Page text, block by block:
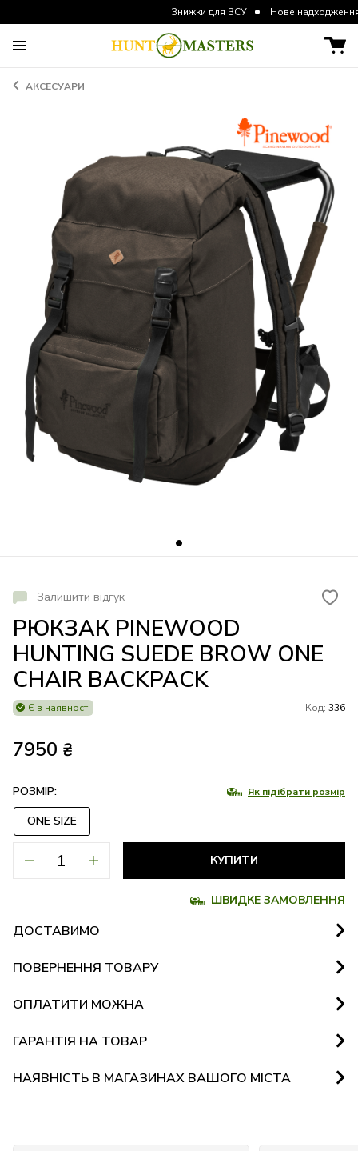
Знижки для ЗСУ Нове надходження курток та
АКСЕСУАРИ
Залишити відгук
РЮКЗАК PINEWOOD
HUNTING SUEDE BROW ONE
CHAIR BACKPACK
Є в наявності Код: 336
7950 ₴
РОЗМІР: Як підібрати розмір
ONE SIZE
КУПИТИ
ШВИДКЕ ЗАМОВЛЕННЯ
ДОСТАВИМО
ПОВЕРНЕННЯ ТОВАРУ
ОПЛАТИТИ МОЖНА
ГАРАНТІЯ НА ТОВАР
НАЯВНІСТЬ В МАГАЗИНАХ ВАШОГО МІСТА